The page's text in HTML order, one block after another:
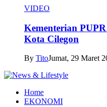
VIDEO
Kementerian
Kota Cilegon
By TitoJumat, 29 Maret
Home
EKONOMI